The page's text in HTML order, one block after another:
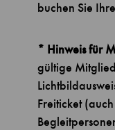
buchen Sie Ihre
* Hinweis für
gültige
Freiticket